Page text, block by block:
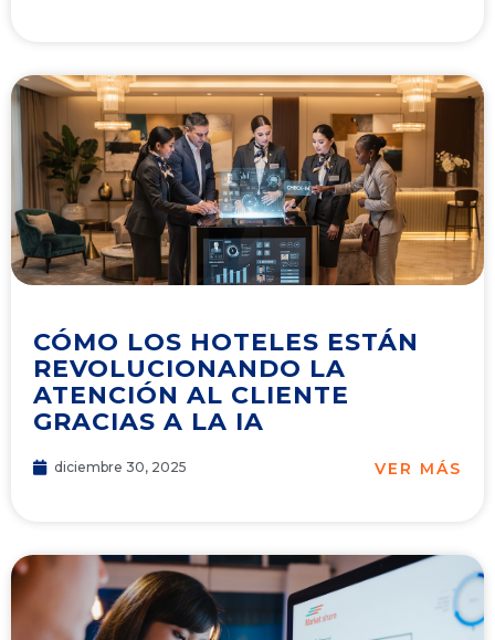
CÓMO LOS HOTELES ESTÁN
REVOLUCIONANDO LA
ATENCIÓN AL CLIENTE
GRACIAS A LA IA
diciembre 30, 2025 VER MÁS